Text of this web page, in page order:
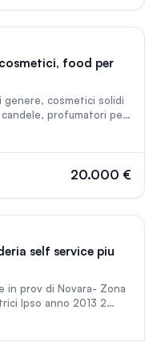
food per
cosmetici solidi
profumatori per
20.000 €
self service piu
in prov di Novara- Zona
Ipso anno 2013 2
comestero eroga
Canone affitto